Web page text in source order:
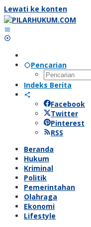
Lewati ke konten
Pencarian
Indeks Berita
Facebook
Twitter
Pinterest
RSS
Beranda
Hukum
Kriminal
Politik
Pemerintahan
Olahraga
Ekonomi
Lifestyle